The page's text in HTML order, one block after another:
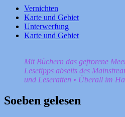
Vernichten
Karte und Gebiet
Unterwerfung
Karte und Gebiet
Mit Büchern das gefrorene
Lesetipps abseits des
und Leseratten • Überall im
Soeben gelesen